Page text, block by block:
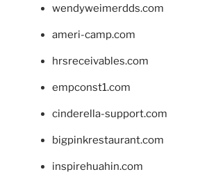
wendyweimerdds.com
ameri-camp.com
hrsreceivables.com
empconst1.com
cinderella-support.com
bigpinkrestaurant.com
inspirehuahin.com